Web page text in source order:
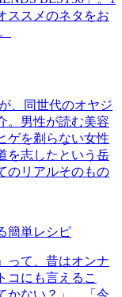
ススメのネタをお
、同世代のオヤジ
。男性が読む美容
ゲを剃らない女性
を志したという岳
のリアルそのもの
簡単レシピ
って、昔はオンナ
コにも言えるこ
かない？」、「今